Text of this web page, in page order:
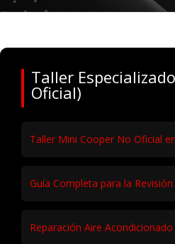
Taller
Oficial)
Taller Mini Cooper No Oficial
Guía Completa para la
Reparación Aire